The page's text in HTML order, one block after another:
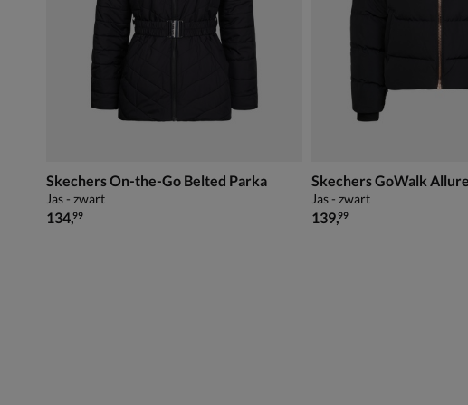
Skechers On-the-Go Belted Parka
Jas - zwart
€ 134,99
134,99
Skechers GoWalk Allure
Jas - zwart
€ 139,99
139,99